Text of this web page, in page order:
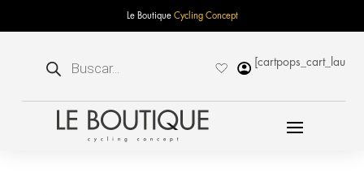
Le Boutique Cycling Concept
productos